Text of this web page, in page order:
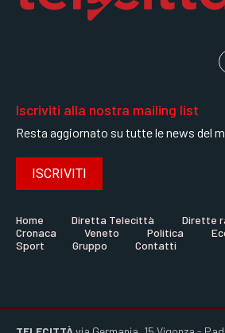
Iscriviti alla nostra mailing list
Resta aggiornato su tutte le news del
ISCRIVITI
Home Diretta Telecittà Dirette
Cronaca
Veneto Politica
Sport
Gruppo Contatti